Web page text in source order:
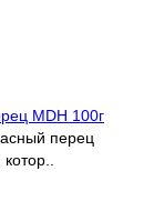
MDH 100г
перец